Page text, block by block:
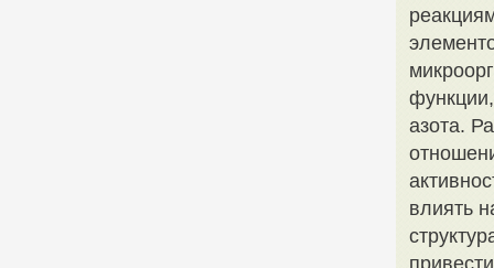
азота.
влиять